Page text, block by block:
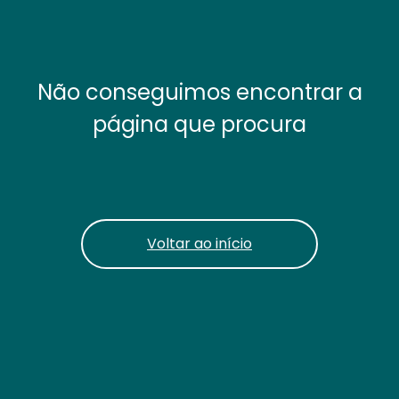
Não conseguimos encontrar a
página que procura
Voltar ao início